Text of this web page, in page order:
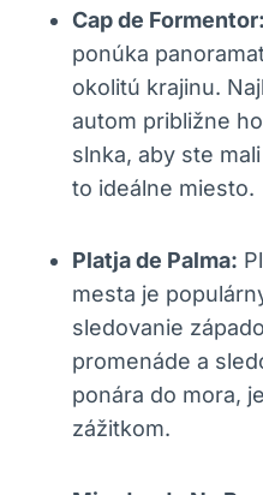
Cap de Formentor:
ponúka
okolitú krajinu.
autom približne
slnka, aby ste
to ideálne miesto.
Platja de Palma:
mesta je
sledovanie
promenáde a
ponára do mora,
zážitkom.